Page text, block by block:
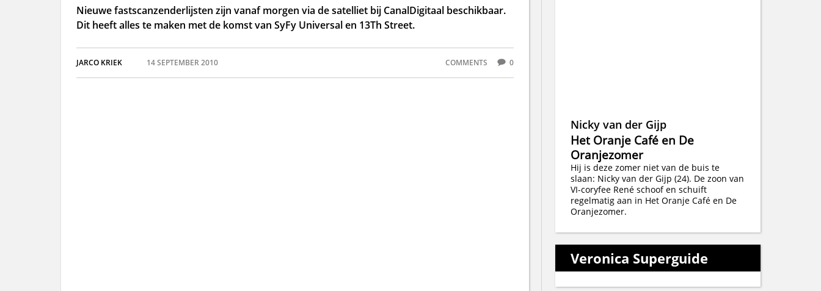
Nieuwe fastscanzenderlijsten zijn vanaf morgen via de satelliet bij CanalDigitaal beschikbaar.
Dit heeft alles te maken met de komst van SyFy Universal en 13Th Street.
JARCO KRIEK 14 SEPTEMBER 2010 COMMENTS 0
Nicky van der Gijp
Het Oranje Café en De
Oranjezomer
Hij is deze zomer niet van de buis te
slaan: Nicky van der Gijp (24). De zoon van
VI-coryfee René schoof en schuift
regelmatig aan in Het Oranje Café en De
Oranjezomer.
Veronica Superguide